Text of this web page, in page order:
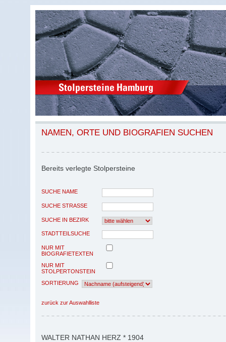
NAMEN, ORTE UND BIOGRAFIEN SUCHEN
Bereits verlegte Stolpersteine
SUCHE NAME
SUCHE STRASSE
SUCHE IN BEZIRK
STADTTEILSUCHE
NUR MIT
BIOGRAFIETEXTEN
NUR MIT
STOLPERTONSTEIN
SORTIERUNG
zurück zur Auswahlliste
WALTER NATHAN HERZ * 1904